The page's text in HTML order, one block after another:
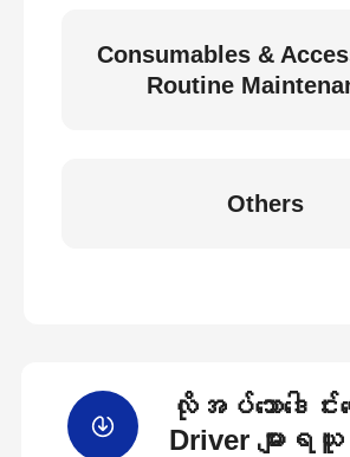
Consumables &
Routine
Others
လိုအပ်သောဒေါင်း
Driver များ